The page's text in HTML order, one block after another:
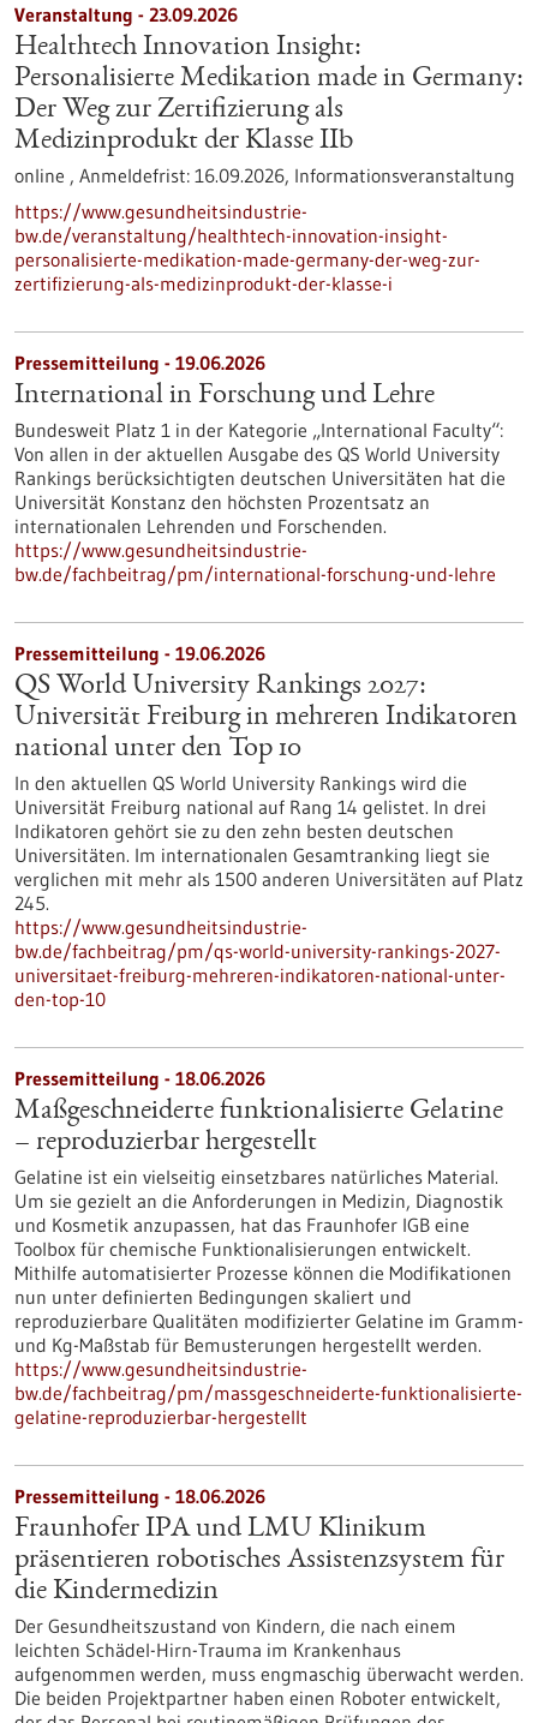
Veranstaltung - 23.09.2026
Healthtech Innovation Insight:
Personalisierte Medikation made in Germany:
Der Weg zur Zertifizierung als
Medizinprodukt der Klasse IIb
online , Anmeldefrist: 16.09.2026, Informationsveranstaltung
https://www.gesundheitsindustrie-
bw.de/veranstaltung/healthtech-innovation-insight-
personalisierte-medikation-made-germany-der-weg-zur-
zertifizierung-als-medizinprodukt-der-klasse-i
Pressemitteilung - 19.06.2026
International in Forschung und Lehre
Bundesweit Platz 1 in der Kategorie „International Faculty“:
Von allen in der aktuellen Ausgabe des QS World University
Rankings berücksichtigten deutschen Universitäten hat die
Universität Konstanz den höchsten Prozentsatz an
internationalen Lehrenden und Forschenden.
https://www.gesundheitsindustrie-
bw.de/fachbeitrag/pm/international-forschung-und-lehre
Pressemitteilung - 19.06.2026
QS World University Rankings 2027:
Universität Freiburg in mehreren Indikatoren
national unter den Top 10
In den aktuellen QS World University Rankings wird die
Universität Freiburg national auf Rang 14 gelistet. In drei
Indikatoren gehört sie zu den zehn besten deutschen
Universitäten. Im internationalen Gesamtranking liegt sie
verglichen mit mehr als 1500 anderen Universitäten auf Platz
245.
https://www.gesundheitsindustrie-
bw.de/fachbeitrag/pm/qs-world-university-rankings-2027-
universitaet-freiburg-mehreren-indikatoren-national-unter-
den-top-10
Pressemitteilung - 18.06.2026
Maßgeschneiderte funktionalisierte Gelatine
– reproduzierbar hergestellt
Gelatine ist ein vielseitig einsetzbares natürliches Material.
Um sie gezielt an die Anforderungen in Medizin, Diagnostik
und Kosmetik anzupassen, hat das Fraunhofer IGB eine
Toolbox für chemische Funktionalisierungen entwickelt.
Mithilfe automatisierter Prozesse können die Modifikationen
nun unter definierten Bedingungen skaliert und
reproduzierbare Qualitäten modifizierter Gelatine im Gramm-
und Kg-Maßstab für Bemusterungen hergestellt werden.
https://www.gesundheitsindustrie-
bw.de/fachbeitrag/pm/massgeschneiderte-funktionalisierte-
gelatine-reproduzierbar-hergestellt
Pressemitteilung - 18.06.2026
Fraunhofer IPA und LMU Klinikum
präsentieren robotisches Assistenzsystem für
die Kindermedizin
Der Gesundheitszustand von Kindern, die nach einem
leichten Schädel-Hirn-Trauma im Krankenhaus
aufgenommen werden, muss engmaschig überwacht werden.
Die beiden Projektpartner haben einen Roboter entwickelt,